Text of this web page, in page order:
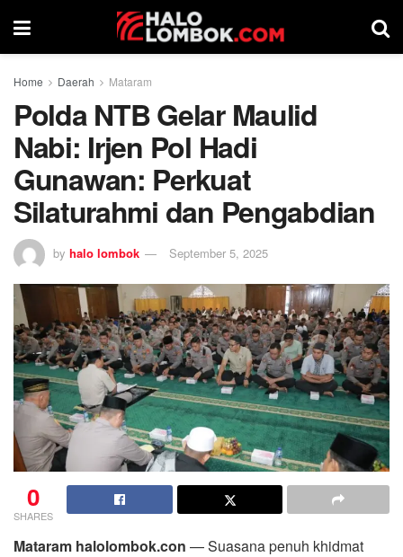
Home Daerah Mataram
Polda NTB Gelar Maulid
Nabi: Irjen Pol Hadi
Gunawan: Perkuat
Silaturahmi dan Pengabdian
by halo lombok September 5, 2025
0
SHARES
Mataram halolombok.con — Suasana penuh khidmat